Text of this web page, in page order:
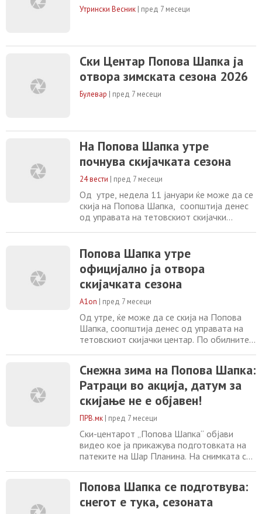
Посетителите се повикуваат да ја
Утрински Весник | пред 7 месеци
Ски Центар Попова Шапка ја
отвора зимската сезона 2026
Булевар | пред 7 месеци
На Попова Шапка утре
почнува скијачката сезона
24 вести | пред 7 месеци
Од утре, недела 11 јануари ќе може да се
скија на Попова Шапка, соопштија денес
од управата на тетовскиот скијачки
покривка за да се подготват скијачките
патеки. -Официјално се отвора зимската
сезона 2026, ски-лифтовите ќе бидат во
функција од 08:45 до 15:00 часот. Сите
Попова Шапка утре
официјално ја отвора
скијачката сезона
A1on | пред 7 месеци
Од утре, ќе може да се скија на Попова
Шапка, соопштија денес од управата на
тетовскиот скијачки центар. По обилните
скијачките патеки. -Официјално се отвора
зимската сезона 2026, ски-лифтовите ќе
бидат во функција од 08:45 до 15:00
часот. Сите оние кои сè уште зеле сезонски
Снежна зима на Попова Шапка:
Ратраци во акција, датум за
скијање не е објавен!
ПРВ.мк | пред 7 месеци
Ски-центарот „Попова Шапка“ објави
видео кое ја прикажува подготовката на
патеките на Шар Планина. На снимката се
скијање се оценија како одлични.
Ратраците работат на одржување на
патеките, обезбедувајќи сигурно и удобно
Попова Шапка се подготвува:
снегот е тука, сезоната